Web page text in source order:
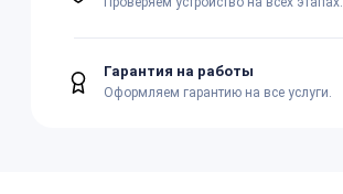
Гарантия на работы
Оформляем гарантию на все услуги.